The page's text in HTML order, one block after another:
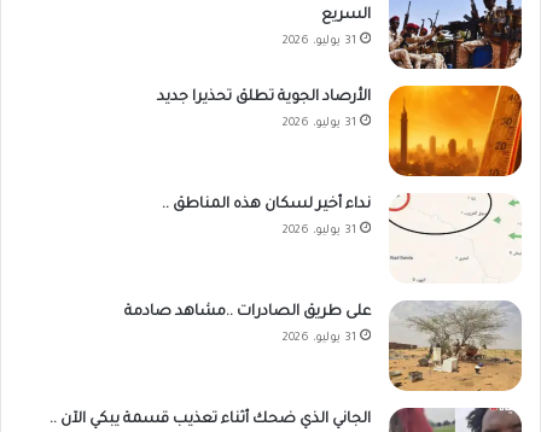
السريع
31 يوليو، 2026
الأرصاد الجوية تطلق تحذيرا جديد
31 يوليو، 2026
نداء أخير لسكان هذه المناطق ..
31 يوليو، 2026
على طريق الصادرات ..مشاهد صادمة
31 يوليو، 2026
الجاني الذي ضحك أثناء تعذيب قسمة يبكي الآن ..